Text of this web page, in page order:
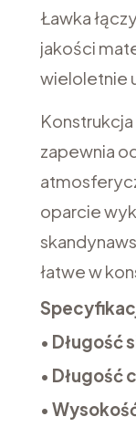
Ławka
jakości
wieloletnie
zapewnia
oparcie
łatwe w
• Długość
• Długość
•